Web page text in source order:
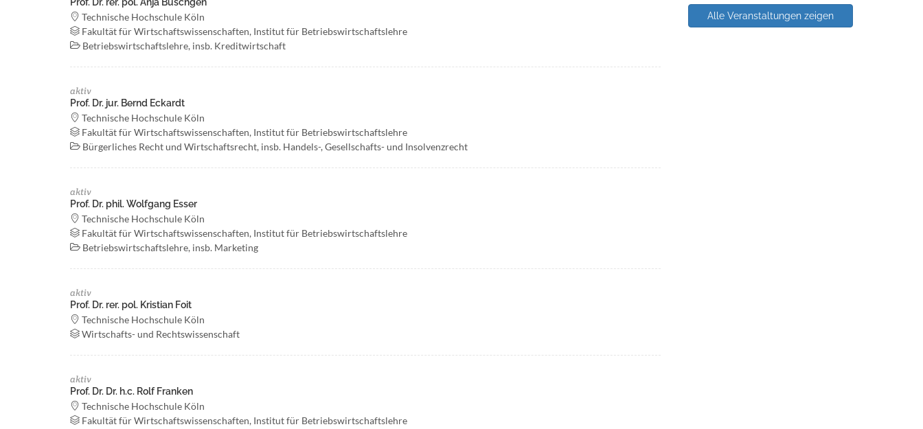
Technische Hochschule Köln
Fakultät für Wirtschaftswissenschaften, Institut für Betriebswirtschaftslehre
Betriebswirtschaftslehre, insb. Kreditwirtschaft
aktiv
Prof. Dr. jur. Bernd Eckardt
Technische Hochschule Köln
Fakultät für Wirtschaftswissenschaften, Institut für Betriebswirtschaftslehre
Bürgerliches Recht und Wirtschaftsrecht, insb. Handels-, Gesellschafts- und Insolvenzrecht
aktiv
Prof. Dr. phil. Wolfgang Esser
Technische Hochschule Köln
Fakultät für Wirtschaftswissenschaften, Institut für Betriebswirtschaftslehre
Betriebswirtschaftslehre, insb. Marketing
aktiv
Prof. Dr. rer. pol. Kristian Foit
Technische Hochschule Köln
Wirtschafts- und Rechtswissenschaft
aktiv
Prof. Dr. Dr. h.c. Rolf Franken
Technische Hochschule Köln
Fakultät für Wirtschaftswissenschaften, Institut für Betriebswirtschaftslehre
Alle Veranstaltungen zeigen